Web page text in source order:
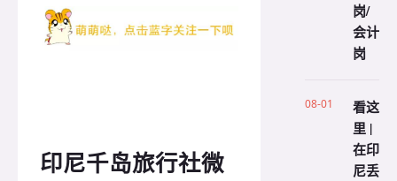
印尼千岛旅行社微
岗/
会计
岗
08-01
看这
里 |
在印
尼丢